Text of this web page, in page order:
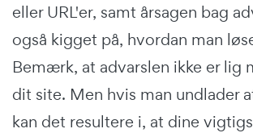
eller URL'er, samt årsagen bag
også kigget på, hvordan man
Bemærk, at advarslen ikke er lig
dit site. Men hvis man undlader
kan det resultere i, at dine